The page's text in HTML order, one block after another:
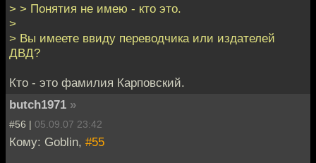
> > Понятия не имею - кто это.
>
> Вы имеете ввиду переводчика или издателей
ДВД?
Кто - это фамилия Карповский.
butch1971 »
#56 | 05.09.07 23:42
Кому: Goblin, #55